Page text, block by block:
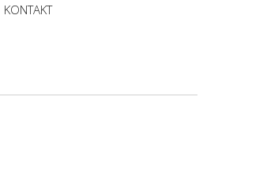
KONTAKT